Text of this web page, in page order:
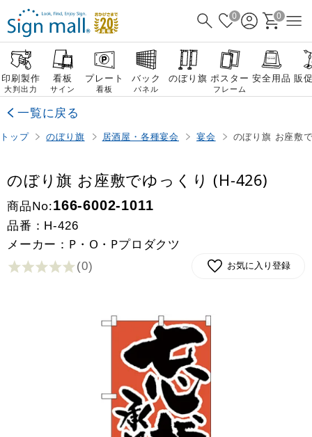
0 0
印刷製作
大判出力
看板
サイン
プレート
看板
バック
パネル
のぼり旗 ポスター
フレーム
安全用品 販
一覧に戻る
トップ のぼり旗 居酒屋・各種宴会 宴会 のぼり旗 お座敷
のぼり旗 お座敷でゆっくり (H-426)
商品No:166-6002-1011
品番： H-426
メーカー：P・O・Pプロダクツ
(0) お気に入り登録